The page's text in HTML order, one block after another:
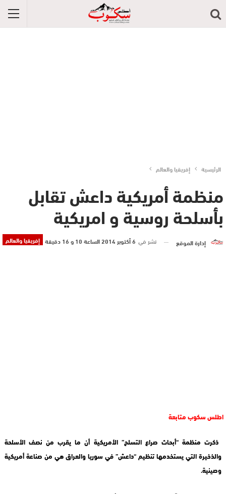
الرئيسية إفريقيا والعالم
منظمة أمريكية داعش تقابل
بأسلحة روسية و امريكية
إفريقيا والعالم إدارة الموقع نشر في 6 أكتوبر 2014 الساعة 10 و 16 دقيقة
اطلس سكوب متابعة
ذكرت منظمة “أبحاث صراع التسلح” الأمريكية أن ما يقرب من نصف الأسلحة
والذخيرة التي يستخدمها تنظيم “داعش” في سوريا والعراق هي من صناعة أمريكية
وصينية.